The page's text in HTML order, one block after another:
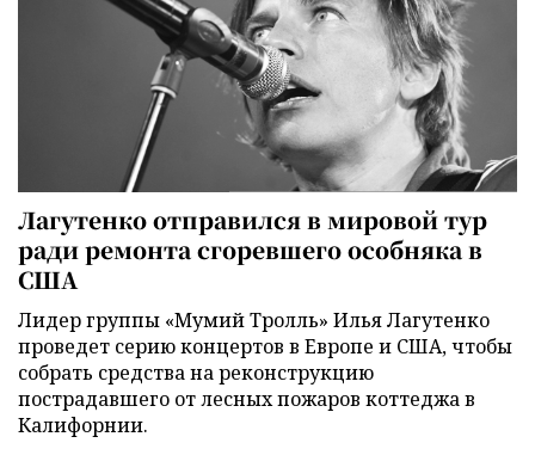
Лагутенко отправился в мировой тур
ради ремонта сгоревшего особняка в
США
Лидер группы «Мумий Тролль» Илья Лагутенко
проведет серию концертов в Европе и США, чтобы
собрать средства на реконструкцию
пострадавшего от лесных пожаров коттеджа в
Калифорнии.